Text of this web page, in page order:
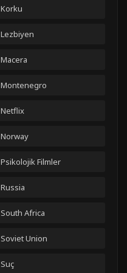
Korku
Lezbiyen
Macera
Montenegro
Netflix
Norway
Psikolojik Filmler
Russia
South Africa
Soviet Union
Suç